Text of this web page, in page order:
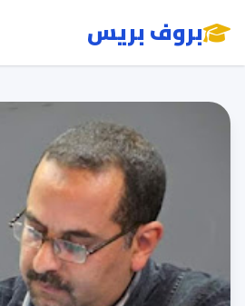
بروف بريس